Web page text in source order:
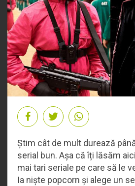
Știm cât de mult durează
serial bun. Așa că îți lăsăm
mai tari seriale pe care să le
Ia niște popcorn și alege un